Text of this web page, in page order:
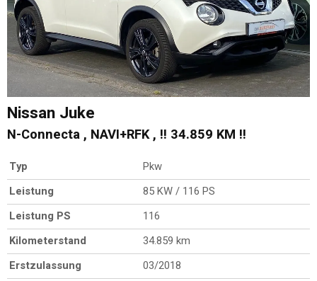
Nissan Juke
N-Connecta , NAVI+RFK , !! 34.859 KM !!
Typ
Pkw
Leistung
85 KW / 116 PS
Leistung PS
116
Kilometerstand
34.859 km
Erstzulassung
03/2018